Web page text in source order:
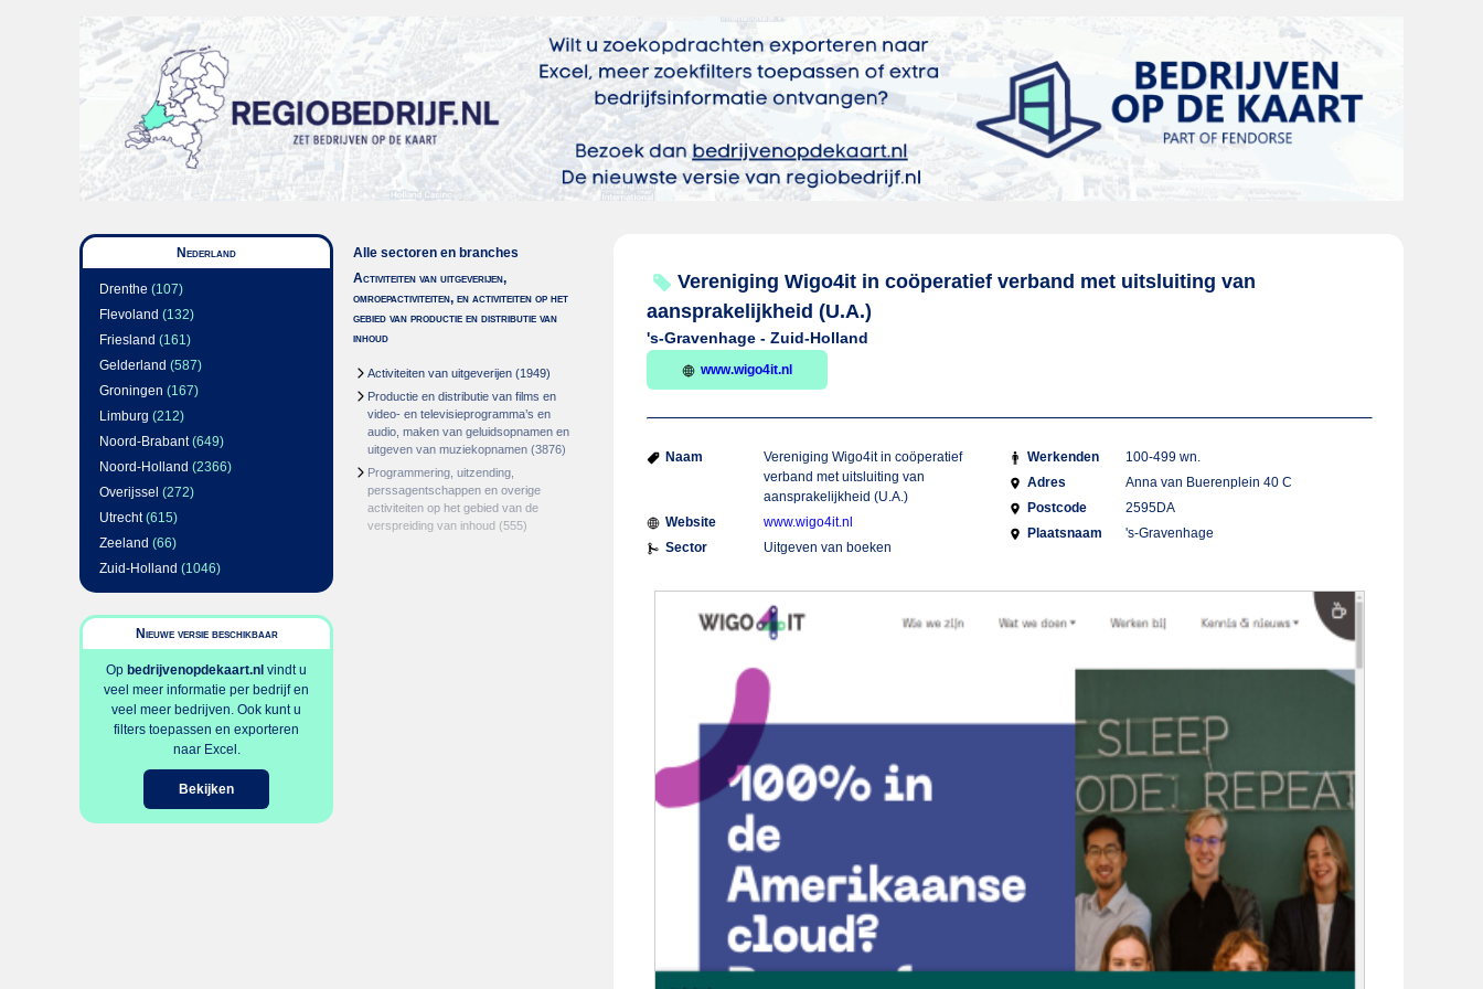
Nederland
Drenthe (107)
Flevoland (132)
Friesland (161)
Gelderland (587)
Groningen (167)
Limburg (212)
Noord-Brabant(649)
Noord-Holland (2366)
Overijssel (272)
Utrecht(615)
Zeeland (66)
Zuid-Holland (1046)
Nieuwe versie beschikbaar
Op bedrijvenopdekaart.nl vindt u
veel meer informatie per bedrijf en
veel meer bedrijven. Ook kunt u
filters toepassen en exporteren
naar Excel.
Bekijken
Alle sectoren en branches
Activiteiten van uitgeverijen,
omroepactiviteiten, en activiteiten op het
gebied van productie en distributie van
inhoud
Activiteiten van uitgeverijen (1949)
Productie en distributie van films en
video- en televisieprogramma’s en
audio, maken van geluidsopnamen en
uitgeven van muziekopnamen (3876)
Programmering, uitzending,
perssagentschappen en overige
activiteiten op het gebied van de
verspreiding van inhoud (555)
Vereniging Wigo4it in coöperatief verband met uitsluiting van
aansprakelijkheid (U.A.)
's-Gravenhage - Zuid-Holland
www.wigo4it.nl
Naam
Vereniging Wigo4it in coöperatief
verband met uitsluiting van
aansprakelijkheid (U.A.)
Website
www.wigo4it.nl
Sector
Uitgeven van boeken
Werkenden
100-499 wn.
Adres
Anna van Buerenplein 40 C
Postcode
2595DA
Plaatsnaam
's-Gravenhage